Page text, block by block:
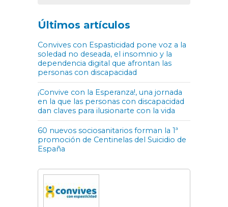
Últimos artículos
Convives con Espasticidad pone voz a la
soledad no deseada, el insomnio y la
dependencia digital que afrontan las
personas con discapacidad
¡Convive con la Esperanza!, una jornada
en la que las personas con discapacidad
dan claves para ilusionarte con la vida
60 nuevos sociosanitarios forman la 1ª
promoción de Centinelas del Suicidio de
España